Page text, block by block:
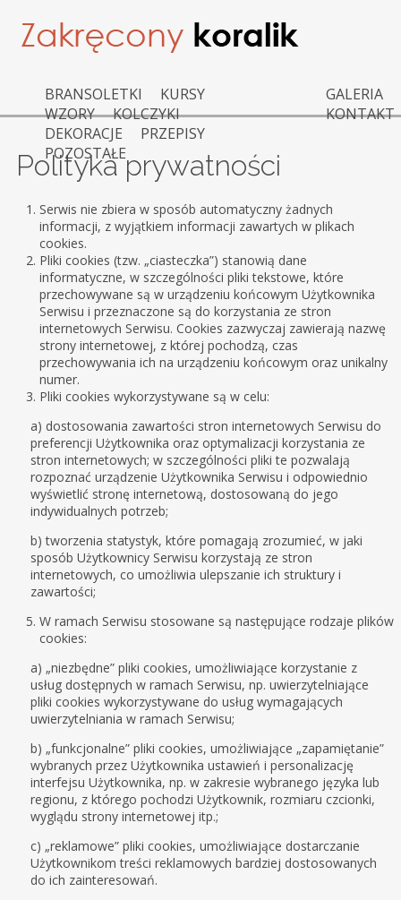
BRANSOLETKI
KURSY
WZORY
KOLCZYKI
DEKORACJE
PRZEPISY
POZOSTAŁE
GALERIA
KONTAKT
Polityka prywatności
Serwis nie zbiera w sposób automatyczny żadnych
informacji, z wyjątkiem informacji zawartych w plikach
cookies.
Pliki cookies (tzw. „ciasteczka”) stanowią dane
informatyczne, w szczególności pliki tekstowe, które
przechowywane są w urządzeniu końcowym Użytkownika
Serwisu i przeznaczone są do korzystania ze stron
internetowych Serwisu. Cookies zazwyczaj zawierają nazwę
strony internetowej, z której pochodzą, czas
przechowywania ich na urządzeniu końcowym oraz unikalny
numer.
Pliki cookies wykorzystywane są w celu:
a) dostosowania zawartości stron internetowych Serwisu do
preferencji Użytkownika oraz optymalizacji korzystania ze
stron internetowych; w szczególności pliki te pozwalają
rozpoznać urządzenie Użytkownika Serwisu i odpowiednio
wyświetlić stronę internetową, dostosowaną do jego
indywidualnych potrzeb;
b) tworzenia statystyk, które pomagają zrozumieć, w jaki
sposób Użytkownicy Serwisu korzystają ze stron
internetowych, co umożliwia ulepszanie ich struktury i
zawartości;
W ramach Serwisu stosowane są następujące rodzaje plików
cookies:
a) „niezbędne” pliki cookies, umożliwiające korzystanie z
usług dostępnych w ramach Serwisu, np. uwierzytelniające
pliki cookies wykorzystywane do usług wymagających
uwierzytelniania w ramach Serwisu;
b) „funkcjonalne” pliki cookies, umożliwiające „zapamiętanie”
wybranych przez Użytkownika ustawień i personalizację
interfejsu Użytkownika, np. w zakresie wybranego języka lub
regionu, z którego pochodzi Użytkownik, rozmiaru czcionki,
wyglądu strony internetowej itp.;
c) „reklamowe” pliki cookies, umożliwiające dostarczanie
Użytkownikom treści reklamowych bardziej dostosowanych
do ich zainteresowań.